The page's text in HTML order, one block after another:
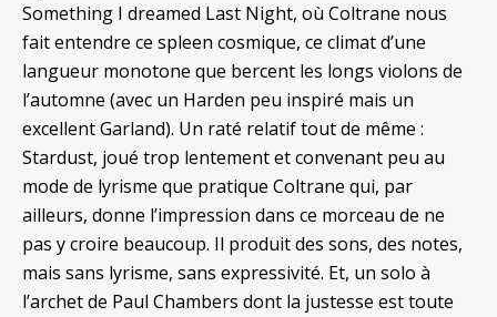
Something I dreamed Last Night, où Coltrane nous
fait entendre ce spleen cosmique, ce climat d’une
langueur monotone que bercent les longs violons de
l’automne (avec un Harden peu inspiré mais un
excellent Garland). Un raté relatif tout de même :
Stardust, joué trop lentement et convenant peu au
mode de lyrisme que pratique Coltrane qui, par
ailleurs, donne l’impression dans ce morceau de ne
pas y croire beaucoup. Il produit des sons, des notes,
mais sans lyrisme, sans expressivité. Et, un solo à
l’archet de Paul Chambers dont la justesse est toute